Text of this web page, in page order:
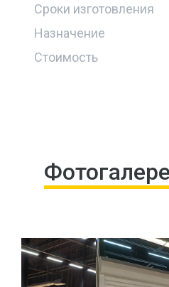
Сроки изготовления
Назначение
Стоимость